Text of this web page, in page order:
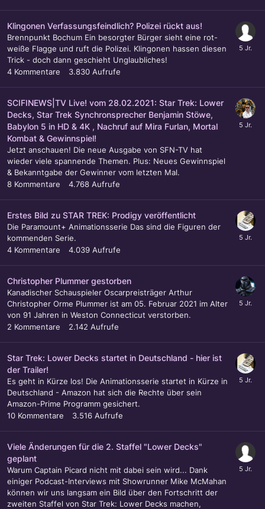
Klingonen Verfassungsfeindlich? Polizei rückt aus!
Brennpunkt Bochum Ein besorgter Bürger sieht eine rot-
weiße Flagge und ruft die Polizei. Klingonen hassen diesen
Trick - doch dann geschieht Unglaubliches!
4 Kommentare 3.830 Aufrufe
SCIFINEWS|TV Live! vom 28.02.2021: Star Trek: Lower
Decks, Star Trek Synchronsprecher Benjamin Stöwe,
Babylon 5 in HD & 4K , Nachruf auf Mira Furlan, Mortal
Kombat & Gewinnspiel!
Jetzt anschauen! Die neue Ausgabe von SFN-TV hat
wieder viele spannende Themen. Plus: Neues Gewinnspiel
& Bekanntgabe der Gewinner vom letzten Mal.
8 Kommentare 4.768 Aufrufe
Erstes Bild zu STAR TREK: Prodigy veröffentlicht
Die Paramount+ Animationsserie Das sind die Figuren der
kommenden Serie.
4 Kommentare 4.039 Aufrufe
Christopher Plummer gestorben
Kanadischer Schauspieler Oscarpreisträger Arthur
Christopher Orme Plummer ist am 05. Februar 2021 im Alter
von 91 Jahren in Weston Connecticut verstorben.
2 Kommentare 2.142 Aufrufe
Star Trek: Lower Decks startet in Deutschland - hier ist
der Trailer!
Es geht in Kürze los! Die Animationsserie startet in Kürze in
Deutschland - Amazon hat sich die Rechte über sein
Amazon-Prime Programm gesichert.
10 Kommentare 3.516 Aufrufe
Viele Änderungen für die 2. Staffel "Lower Decks"
geplant
Warum Captain Picard nicht mit dabei sein wird... Dank
einiger Podcast-Interviews mit Showrunner Mike McMahan
können wir uns langsam ein Bild über den Fortschritt der
zweiten Staffel von Star Trek: Lower Decks machen,